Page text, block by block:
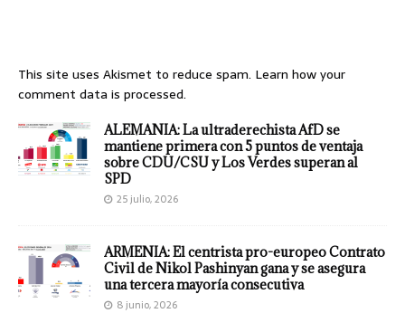
This site uses Akismet to reduce spam. Learn how your
comment data is processed.
ALEMANIA: La ultraderechista AfD se
mantiene primera con 5 puntos de ventaja
sobre CDU/CSU y Los Verdes superan al
SPD
25 julio, 2026
ARMENIA: El centrista pro-europeo Contrato
Civil de Nikol Pashinyan gana y se asegura
una tercera mayoría consecutiva
8 junio, 2026